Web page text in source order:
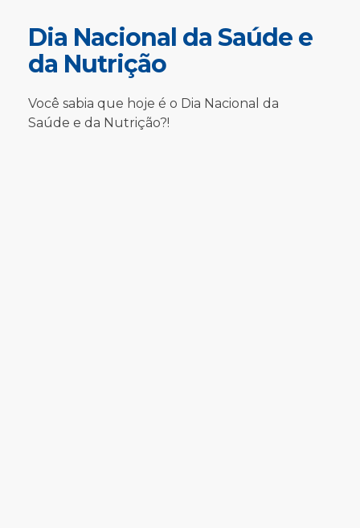
Dia Nacional da Saúde e
da Nutrição
Você sabia que hoje é o Dia Nacional da
Saúde e da Nutrição?!